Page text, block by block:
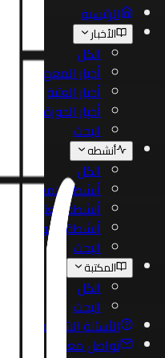
الرئيسية
الأخبار
الكل
أخبار المعهد
أخبار العتبة
أخبار الحوزة
البحث
أنشطه
الكل
أنشطة المعهد
أنشطة العتبة
أنشطة الحوزة
البحث
المكتبة
الكل
البحث
الأسئلة الشائعة
تواصل معنا